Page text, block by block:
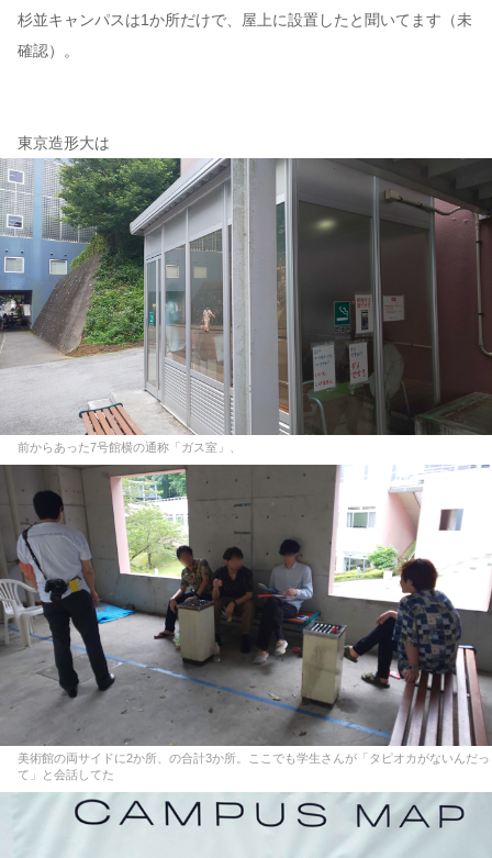
杉並キャンパスは1か所だけで、屋上に設置したと聞いてます（未
確認）。
東京造形大は
前からあった7号館横の通称「ガス室」、
美術館の両サイドに2か所、の合計3か所。ここでも学生さんが「タピオカがないんだっ
て」と会話してた